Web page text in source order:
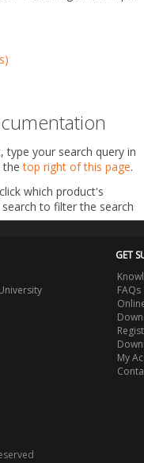
type your search query in
thetop right of this page.
which product's
to filter the search
GET
FAQs
My